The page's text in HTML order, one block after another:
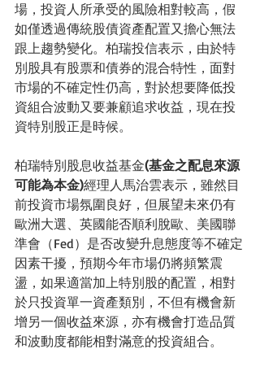
場，投資人所承受的風險相對較高，假
如僅透過傳統股債資產配置又擔心無法
跟上趨勢變化。柏瑞投信表示，由於特
別股具有股票和債券的混合特性，面對
市場的不確定性仍高，對於想要降低投
資組合波動又要兼顧追求收益，現在投
資特別股正是時候。
柏瑞特別股息收益基金(基金之配息來源
可能為本金)經理人馬治雲表示，雖然目
前投資市場氛圍良好，但展望未來仍有
歐洲大選、英國能否順利脫歐、美國聯
準會（Fed）是否改變升息態度等不確定
因素干擾，預期今年市場仍將頻繁震
盪，如果適當加上特別股的配置，相對
於只投資單一資產類別，不但有機會新
增另一個收益來源，亦有機會打造品質
和波動度都能相對滿意的投資組合。